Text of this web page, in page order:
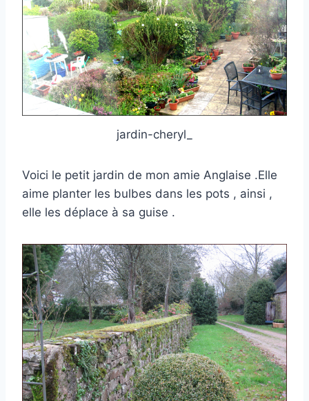
jardin-cheryl_
Voici le petit jardin de mon amie Anglaise .Elle
aime planter les bulbes dans les pots , ainsi ,
elle les déplace à sa guise .